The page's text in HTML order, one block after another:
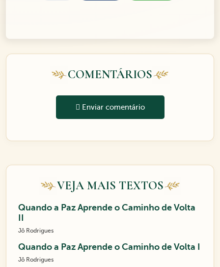
COMENTÁRIOS
Enviar comentário
VEJA MAIS TEXTOS
Quando a Paz Aprende o Caminho de Volta
Jô Rodrigues
Quando a Paz Aprende o Caminho de Volta I
Jô Rodrigues